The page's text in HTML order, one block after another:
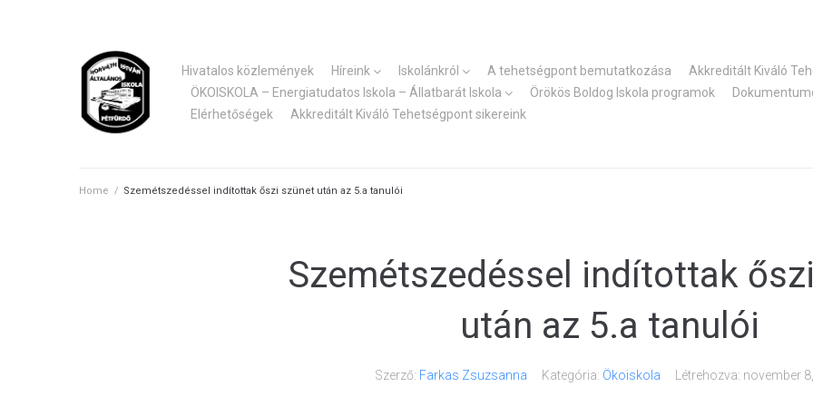
Hivatalos közlemények Híreink Iskolánkról A tehetségpont bemutatkozása
Akkreditált Kiváló
ÖKOISKOLA – Energiatudatos Iskola – Állatbarát Iskola
Örökös Boldog Iskola programok
Elérhetőségek
Akkreditált Kiváló Tehetségpont sikereink
Home / Szemétszedéssel indítottak őszi szünet után az 5.a tanulói
Szemétszedéssel indítottak
után az 5.a tanulói
Szerző: Farkas Zsuzsanna Kategória: Ökoiskola Létrehozva: november